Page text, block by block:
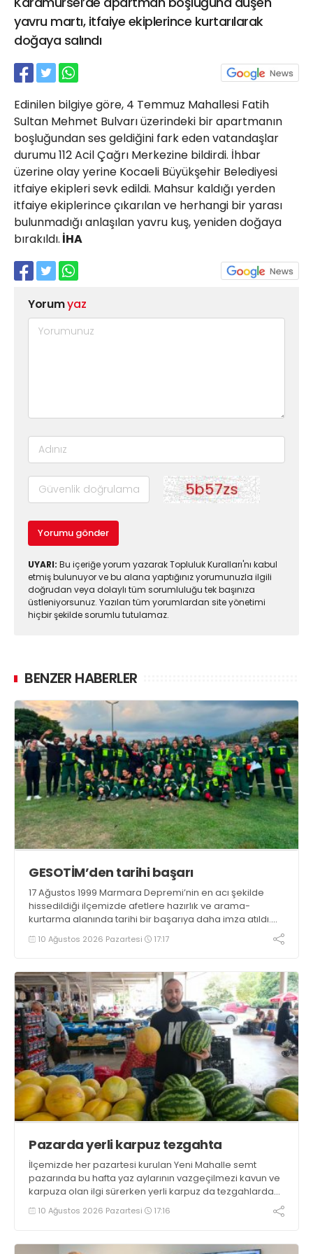
yavru martı, itfaiye ekiplerince kurtarılarak
doğaya salındı
Edinilen bilgiye göre, 4 Temmuz Mahallesi Fatih
Sultan Mehmet Bulvarı üzerindeki bir apartmanın
boşluğundan ses geldiğini fark eden vatandaşlar
durumu 112 Acil Çağrı Merkezine bildirdi. İhbar
üzerine olay yerine Kocaeli Büyükşehir Belediyesi
itfaiye ekipleri sevk edildi. Mahsur kaldığı yerden
itfaiye ekiplerince çıkarılan ve herhangi bir yarası
bulunmadığı anlaşılan yavru kuş, yeniden doğaya
bırakıldı. İHA
Yorumyaz
Yorumu gönder
UYARI: Bu içeriğe yorum yazarak Topluluk Kuralları'nı kabul
etmiş bulunuyor ve bu alana yaptığınız yorumunuzla ilgili
doğrudan veya dolaylı tüm sorumluluğu tek başınıza
üstleniyorsunuz. Yazılan tüm yorumlardan site yönetimi
hiçbir şekilde sorumlu tutulamaz.
BENZER HABERLER
GESOTİM’den tarihi başarı
17 Ağustos 1999 Marmara Depremi’nin en acı şekilde
hissedildiği ilçemizde afetlere hazırlık ve arama-
kurtarma alanında tarihi bir başarıya daha imza atıldı.
Gölcük Arama Kurtarma Derneği (GESOTİM),
bünyesindeki 4. arama-kurtarma ekibinin akreditasyon
10 Ağustos 2026 Pazartesi 17:17
Pazarda yerli karpuz tezgahta
İlçemizde her pazartesi kurulan Yeni Mahalle semt
pazarında bu hafta yaz aylarının vazgeçilmezi kavun ve
karpuza olan ilgi sürerken yerli karpuz da tezgahlarda
yerini aldı
10 Ağustos 2026 Pazartesi 17:16
21 Gölcük
02624132333